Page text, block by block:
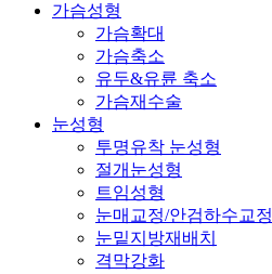
가슴성형
가슴확대
가슴축소
유두&유륜 축소
가슴재수술
눈성형
투명유착 눈성형
절개눈성형
트임성형
눈매교정/안검하수교정
눈밑지방재배치
격막강화